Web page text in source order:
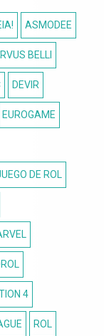
ASMODEE
BELLI
DEVIR
EUROGAME
DE ROL
4
ROL